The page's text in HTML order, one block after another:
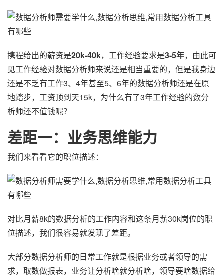
携程给出的薪资是20k-40k，工作经验要求是3-5年，由此可
见工作经验对数据分析师来说还是相当重要的，但是我身边
还是不乏有工作3、4年甚至5、6年的数据分析师还是在原
地踏步，工资顶到天15k，为什么有了3年工作经验的数分
析师还不值钱呢？
差距一：业务思维能力
我们来看看它的职位描述：
对比月薪8k的数据分析的工作内容和这条月薪30k岗位的职
位描述，我们很容易就发现了差距。
大部分数据分析师的日常工作就是根据业务或者领导的需
求，取数做报表，业务让分析啥就分析啥，领导要啥数据给